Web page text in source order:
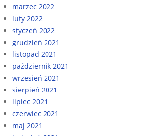
marzec 2022
luty 2022
styczeń 2022
grudzień 2021
listopad 2021
październik 2021
wrzesień 2021
sierpień 2021
lipiec 2021
czerwiec 2021
maj 2021